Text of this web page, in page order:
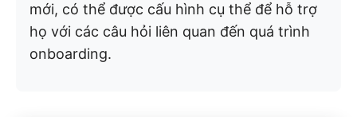
mới, có thể được cấu hình cụ thể để hỗ trợ
họ với các câu hỏi liên quan đến quá trình
onboarding.